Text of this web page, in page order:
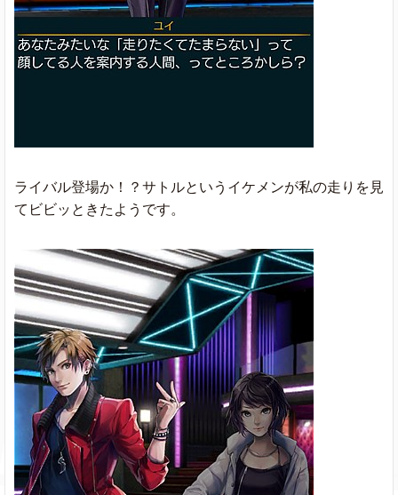
ライバル登場か！？サトルというイケメンが私の走りを見
てビビッときたようです。